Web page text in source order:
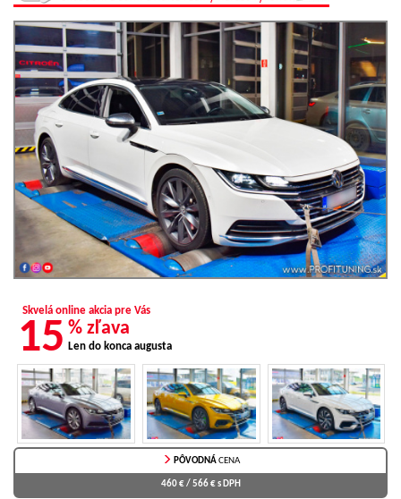
Skvelá online akcia pre Vás
15 % zľava
Len do konca augusta
PÔVODNÁCENA
460 € / 566 € s DPH